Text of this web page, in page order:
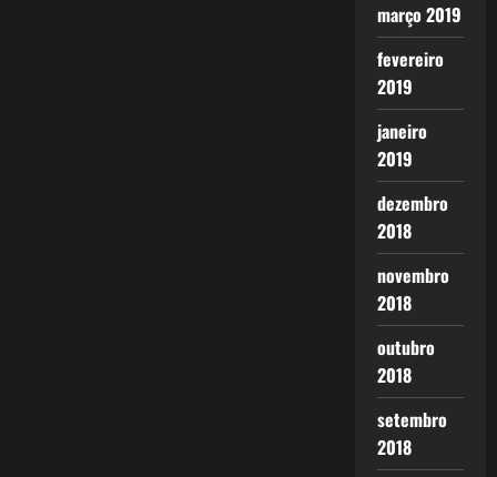
março 2019
fevereiro
2019
janeiro
2019
dezembro
2018
novembro
2018
outubro
2018
setembro
2018